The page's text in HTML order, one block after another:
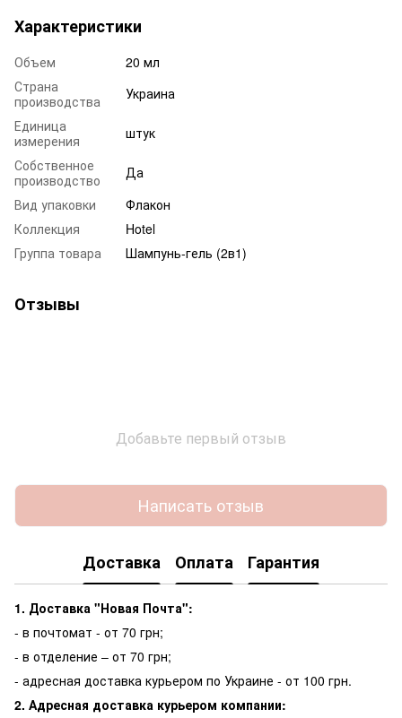
Характеристики
Объем
20 мл
Страна
производства
Украина
Единица
измерения
штук
Собственное
производство
Да
Вид упаковки
Флакон
Коллекция
Hotel
Группа товара
Шампунь-гель (2в1)
Отзывы
Добавьте первый отзыв
Написать отзыв
Доставка Оплата Гарантия
1. Доставка "Новая Почта":
- в почтомат - от 70 грн;
- в отделение – от 70 грн;
- адресная доставка курьером по Украине - от 100 грн.
2. Адресная доставка курьером компании: